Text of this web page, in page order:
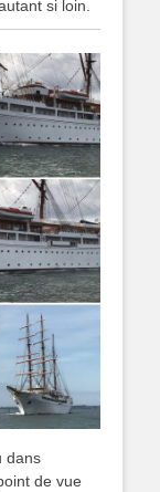
si loin.
dans
de vue